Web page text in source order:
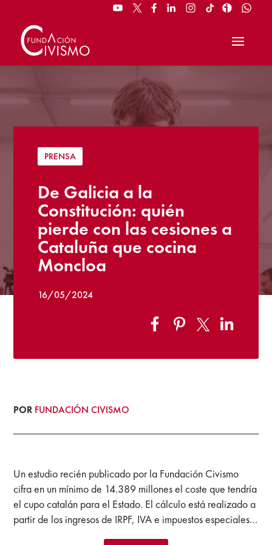
PRENSA
De Galicia a la
Constitución: quién
pierde con las cesiones a
Cataluña que cocina
Moncloa
16/05/2024
POR FUNDACIÓN CIVISMO
Un estudio recién publicado por la Fundación Civismo
cifra en un mínimo de 14.389 millones el coste que tendría
el cupo catalán para el Estado. El cálculo está realizado a
partir de los ingresos de IRPF, IVA e impuestos especiales…